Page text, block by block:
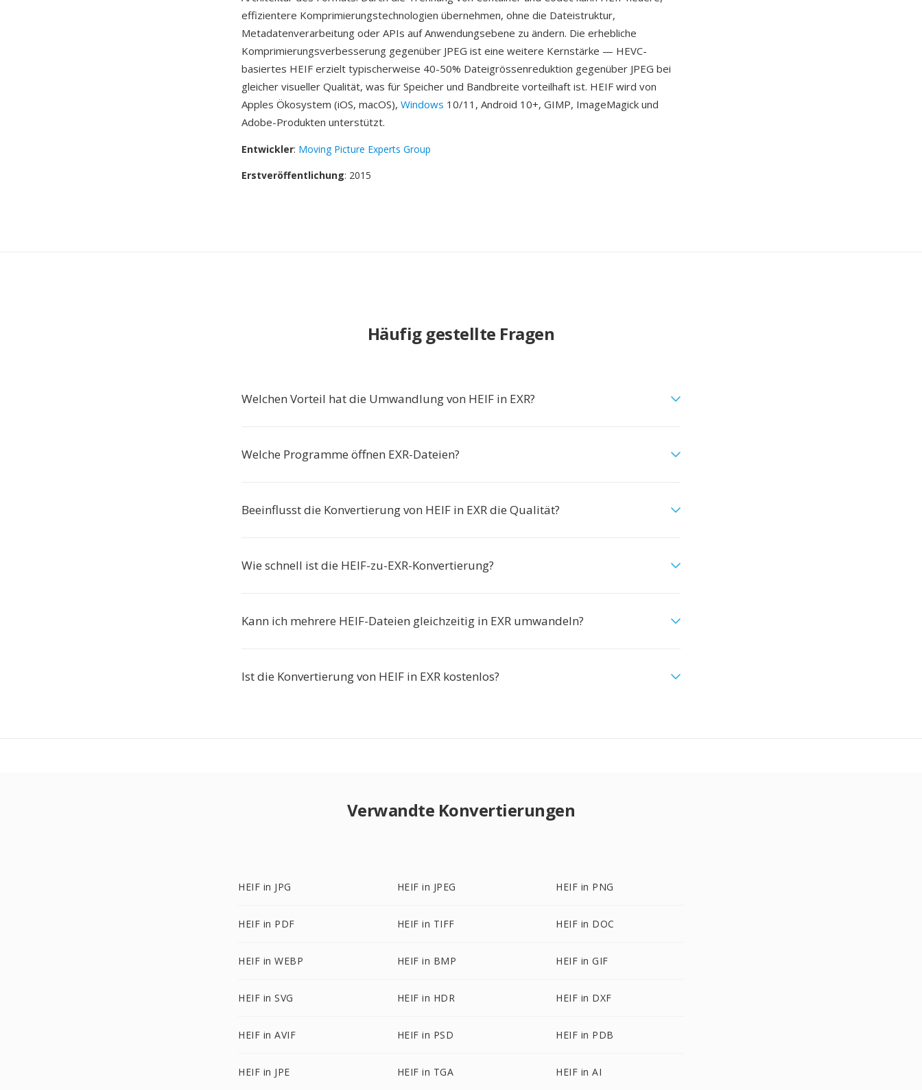
effizientere Komprimierungstechnologien übernehmen, ohne die Dateistruktur,
Metadatenverarbeitung oder APIs auf Anwendungsebene zu ändern. Die erhebliche
Komprimierungsverbesserung gegenüber JPEG ist eine weitere Kernstärke — HEVC-
basiertes HEIF erzielt typischerweise 40-50% Dateigrössenreduktion gegenüber JPEG bei
gleicher visueller Qualität, was für Speicher und Bandbreite vorteilhaft ist. HEIF wird von
Apples Ökosystem (iOS, macOS), Windows 10/11, Android 10+, GIMP, ImageMagick und
Adobe-Produkten unterstützt.
Entwickler: Moving Picture Experts Group
Erstveröffentlichung: 2015
Häufig gestellte Fragen
Welchen Vorteil hat die Umwandlung von HEIF in EXR?
Welche Programme öffnen EXR-Dateien?
Beeinflusst die Konvertierung von HEIF in EXR die Qualität?
Wie schnell ist die HEIF-zu-EXR-Konvertierung?
Kann ich mehrere HEIF-Dateien gleichzeitig in EXR umwandeln?
Ist die Konvertierung von HEIF in EXR kostenlos?
Verwandte Konvertierungen
HEIF in JPG HEIF in JPEG HEIF in PNG
HEIF in PDF HEIF in TIFF HEIF in DOC
HEIF in WEBP HEIF in BMP HEIF in GIF
HEIF in SVG HEIF in HDR HEIF in DXF
HEIF in AVIF HEIF in PSD HEIF in PDB
HEIF in JPE HEIF in TGA HEIF in AI